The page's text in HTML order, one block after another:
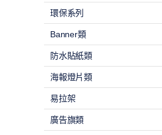
環保系列
Banner類
防水貼紙類
海報燈片類
易拉架
廣告旗類